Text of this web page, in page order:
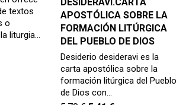
textos
o
liturgia…
APOSTÓLICA SOBRE LA
FORMACIÓN LITÚRGICA
DEL PUEBLO DE DIOS
Desiderio desideravi es la
carta apostólica sobre la
formación litúrgica del Pueblo
de Dios con…